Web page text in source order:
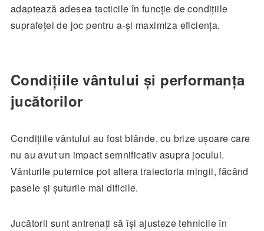
adaptează adesea tacticile în funcție de condițiile
suprafeței de joc pentru a-și maximiza eficiența.
Condițiile vântului și performanța
jucătorilor
Condițiile vântului au fost blânde, cu brize ușoare care
nu au avut un impact semnificativ asupra jocului.
Vânturile puternice pot altera traiectoria mingii, făcând
pasele și șuturile mai dificile.
Jucătorii sunt antrenați să își ajusteze tehnicile în